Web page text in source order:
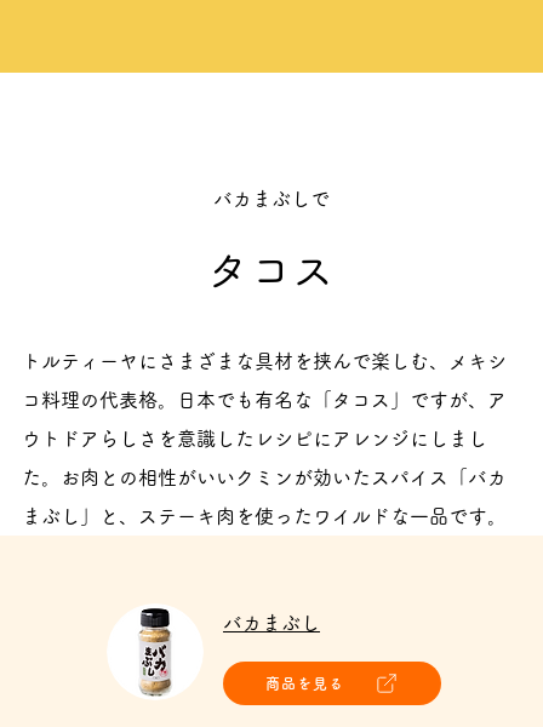
バカまぶしで
タコス
トルティーヤにさまざまな具材を挟んで楽しむ、メキシ
コ料理の代表格。日本でも有名な「タコス」ですが、ア
ウトドアらしさを意識したレシピにアレンジにしまし
た。お肉との相性がいいクミンが効いたスパイス「バカ
まぶし」と、ステーキ肉を使ったワイルドな一品です。
​バカまぶし
商品を見る